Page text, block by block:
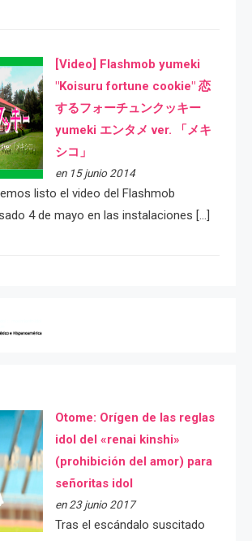
[Video] Flashmob yumeki
"Koisuru fortune cookie" 恋
するフォーチュンクッキー
yumeki エンタメ ver. 「メキ
シコ」
en 15 junio 2014
listo el video del Flashmob
4 de mayo en las instalaciones […]
Otome: Orígen de las reglas
idol del «renai kinshi»
(prohibición del amor) para
señoritas idol
en 23 junio 2017
Tras el escándalo suscitado